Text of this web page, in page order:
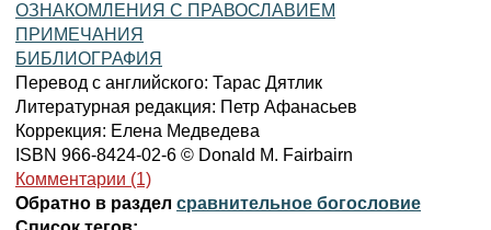
ОЗНАКОМЛЕНИЯ С ПРАВОСЛАВИЕМ
ПРИМЕЧАНИЯ
БИБЛИОГРАФИЯ
Перевод с английского: Тарас Дятлик
Литературная редакция: Петр Афанасьев
Коррекция: Елена Медведева
ISBN 966-8424-02-6 © Donald M. Fairbairn
Комментарии (1)
Обратно в раздел сравнительное богословие